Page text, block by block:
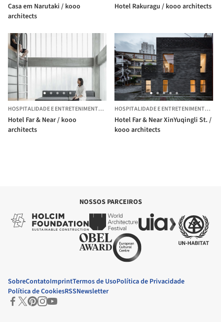
Casa em Narutaki / kooo
architects
Hotel Rakuragu / kooo architects
HOSPITALIDADE E ENTRETENIMENTO· GUANGZHOU,CHINA
Hotel Far & Near / kooo
architects
HOSPITALIDADE E ENTRETENIMENTO·
Hotel Far & Near XinYuqingli St. /
kooo architects